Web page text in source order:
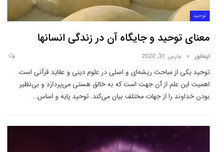
توحید
معنای توحید و جایگاه آن در زندگی انسانها
ایمانور مارس 31, 2020
توحید یکی از مباحث ریشه‌ای و اصلی در علوم دینی و عقاید قرآنی است.
اهمیت این علم از آن جهت است که به خالق هستی می‌پردازد و بی‌نظیر
بودن خداوند را از جهات مختلف بیان می‌کند. توحید پایه و اساس…